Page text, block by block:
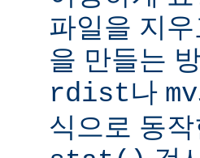
파일을 지
을 만들는
rdist나 mv
식으로 동